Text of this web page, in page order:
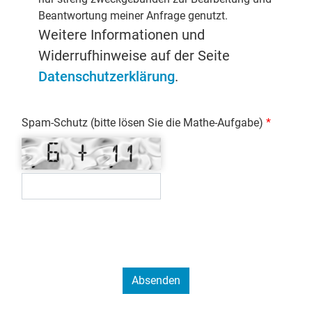
Beantwortung meiner Anfrage genutzt.
Weitere Informationen und
Widerrufhinweise auf der Seite
Datenschutzerklärung.
Spam-Schutz (bitte lösen Sie die Mathe-Aufgabe)